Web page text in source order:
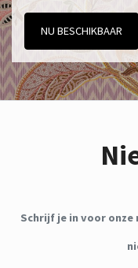
NU BESCHIKBAAR
Schrijf je in voor